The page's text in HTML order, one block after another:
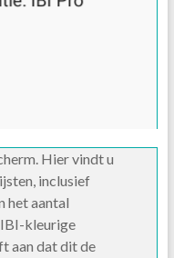
Hier vindt u
inclusief
het aantal
IBI-kleurige
aan dat dit de